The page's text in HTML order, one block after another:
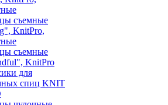
съемные
KnitPro,
съемные
KnitPro
для
спиц KNIT